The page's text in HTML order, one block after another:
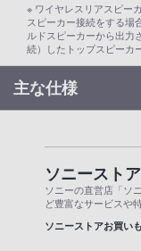
※ ワイヤレスリアスピー
スピーカー接続をする場
ルドスピーカーから出力
続）したトップスピーカ
主な仕様
ソニーストア
ソニーの直営店「ソ
ど豊富なサービスや
ソニーストアお買い